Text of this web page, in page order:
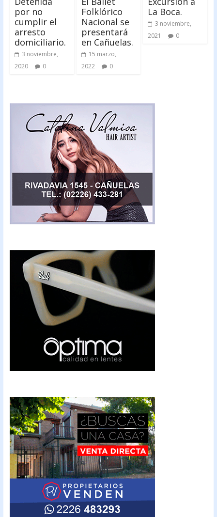
por no
cumplir el
arresto
domiciliario.
3 noviembre,
2020
0
Folklórico
Nacional se
presentará
en Cañuelas.
15 marzo,
2022
0
La Boca.
3 noviembre,
2021
0